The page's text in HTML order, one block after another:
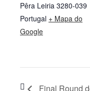
Pêra Leiria 3280-039
Portugal + Mapa do
Google
Final Round